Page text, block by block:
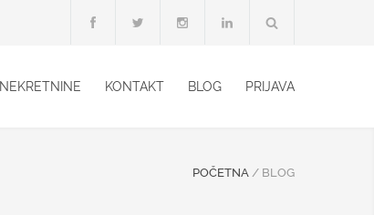
NEKRETNINE KONTAKT BLOG PRIJAVA
POČETNA / BLOG